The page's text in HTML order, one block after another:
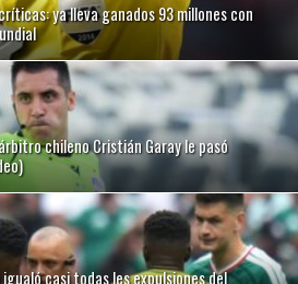
ya lleva ganados 93 millones con
chileno Cristián Garay le pasó
casi todas les expulsiones del